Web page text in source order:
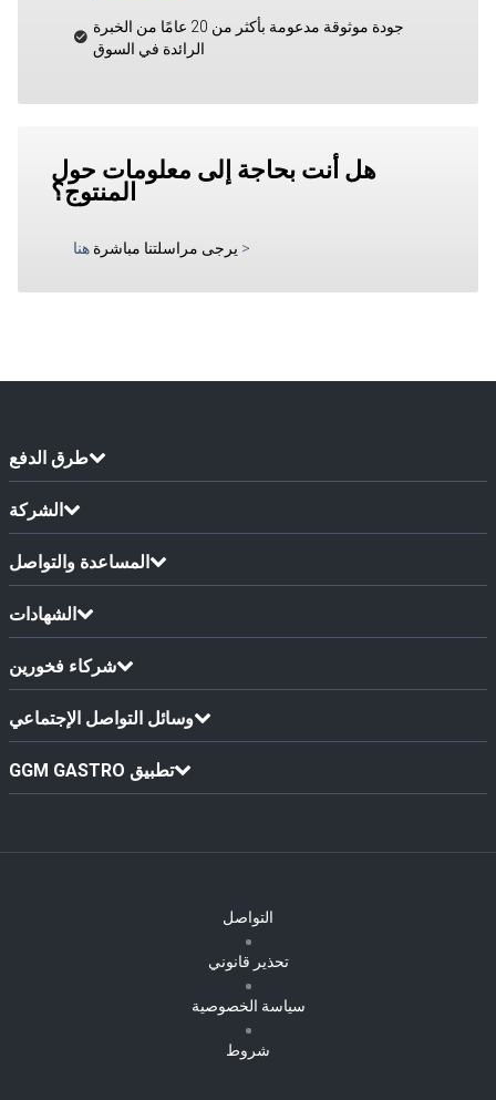
جودة موثوقة مدعومة بأكثر من 20 عامًا من الخبرة
الرائدة في السوق
هل أنت بحاجة إلى معلومات حول
المنتوج؟
يرجى مراسلتنا مباشرة هنا >
طرق الدفع
الشركة
المساعدة والتواصل
الشهادات
شركاء فخورين
وسائل التواصل الإجتماعي
GGM GASTRO تطبيق
التواصل
تحذير قانوني
سياسة الخصوصية
شروط